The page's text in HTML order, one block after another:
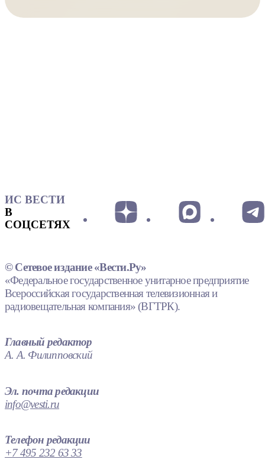
ИС ВЕСТИ
В
СОЦСЕТЯХ
© Сетевое издание «Вести.Ру»
«Федеральное государственное унитарное предприятие
Всероссийская государственная телевизионная и
радиовещательная компания» (ВГТРК).
Главный редактор
А. А. Филипповский
Эл. почта редакции
info@vesti.ru
Телефон редакции
+7 495 232 63 33